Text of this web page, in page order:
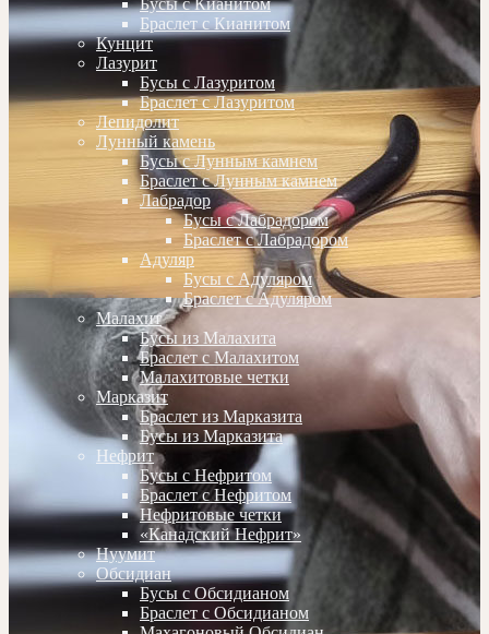
Бусы с Кианитом
Браслет с Кианитом
Кунцит
Лазурит
Бусы с Лазуритом
Браслет с Лазуритом
Лепидолит
Лунный камень
Бусы с Лунным камнем
Браслет с Лунным камнем
Лабрадор
Бусы с Лабрадором
Браслет с Лабрадором
Адуляр
Бусы с Адуляром
Браслет с Адуляром
Малахит
Бусы из Малахита
Браслет с Малахитом
Малахитовые четки
Марказит
Браслет из Марказита
Бусы из Марказита
Нефрит
Бусы с Нефритом
Браслет с Нефритом
Нефритовые четки
«Канадский Нефрит»
Нуумит
Обсидиан
Бусы с Обсидианом
Браслет с Обсидианом